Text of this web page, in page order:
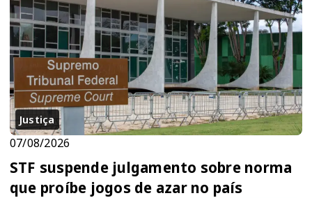
Justiça
07/08/2026
STF suspende julgamento sobre norma
que proíbe jogos de azar no país